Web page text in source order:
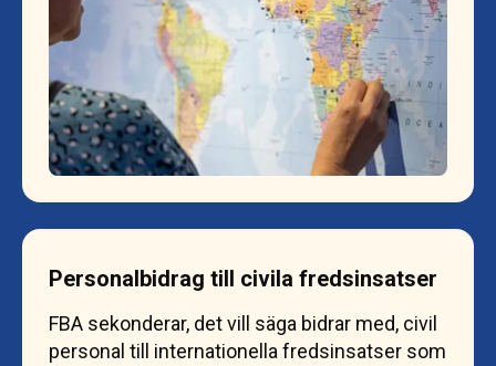
Personalbidrag till civila fredsinsatser
FBA sekonderar, det vill säga bidrar med, civil
personal till internationella fredsinsatser som